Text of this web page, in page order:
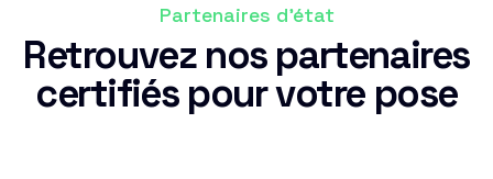
Partenaires d'état
Retrouvez nos partenaires
certifiés pour votre pose